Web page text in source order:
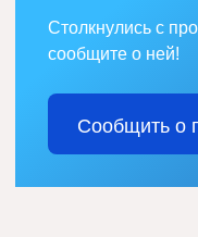
Столкнулись с
сообщите о ней!
Сообщить о